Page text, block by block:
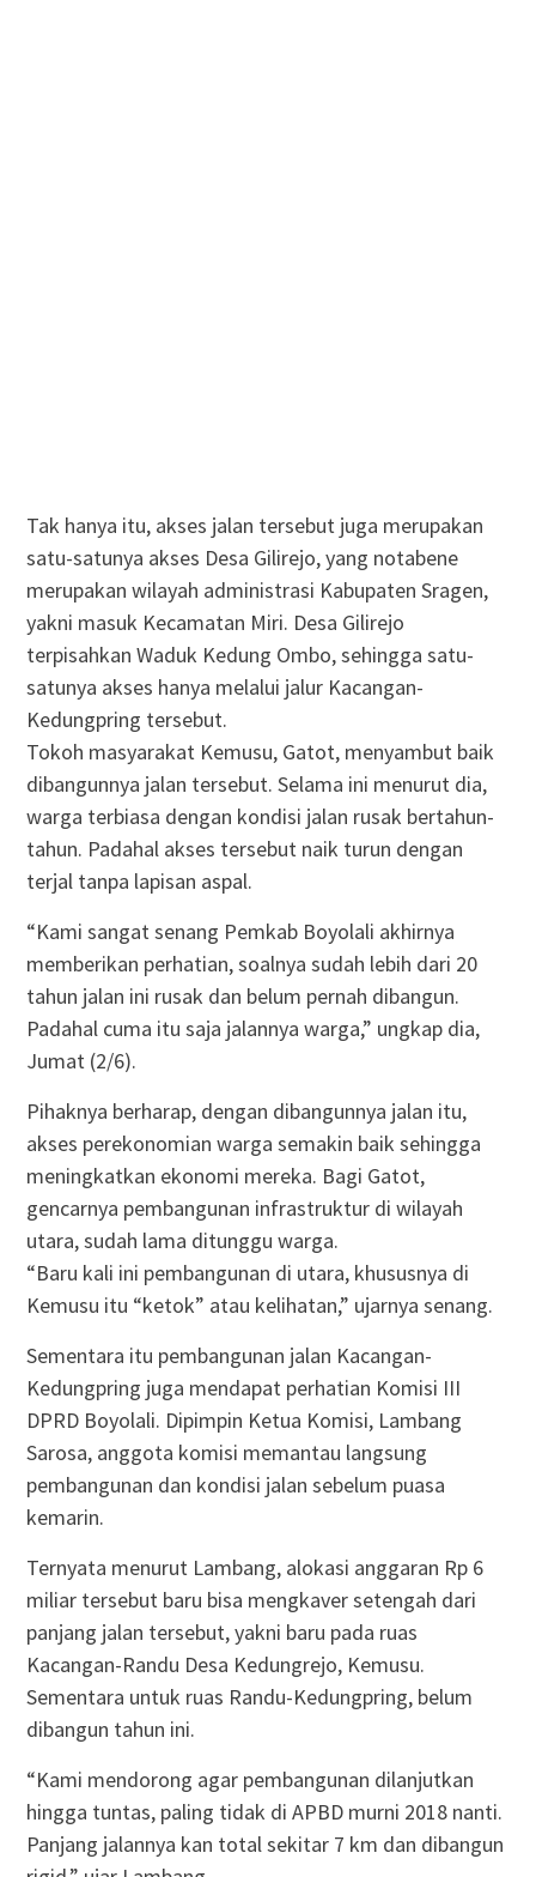
Tak hanya itu, akses jalan tersebut juga merupakan
satu-satunya akses Desa Gilirejo, yang notabene
merupakan wilayah administrasi Kabupaten Sragen,
yakni masuk Kecamatan Miri. Desa Gilirejo
terpisahkan Waduk Kedung Ombo, sehingga satu-
satunya akses hanya melalui jalur Kacangan-
Kedungpring tersebut.
Tokoh masyarakat Kemusu, Gatot, menyambut baik
dibangunnya jalan tersebut. Selama ini menurut dia,
warga terbiasa dengan kondisi jalan rusak bertahun-
tahun. Padahal akses tersebut naik turun dengan
terjal tanpa lapisan aspal.
“Kami sangat senang Pemkab Boyolali akhirnya
memberikan perhatian, soalnya sudah lebih dari 20
tahun jalan ini rusak dan belum pernah dibangun.
Padahal cuma itu saja jalannya warga,” ungkap dia,
Jumat (2/6).
Pihaknya berharap, dengan dibangunnya jalan itu,
akses perekonomian warga semakin baik sehingga
meningkatkan ekonomi mereka. Bagi Gatot,
gencarnya pembangunan infrastruktur di wilayah
utara, sudah lama ditunggu warga.
“Baru kali ini pembangunan di utara, khususnya di
Kemusu itu “ketok” atau kelihatan,” ujarnya senang.
Sementara itu pembangunan jalan Kacangan-
Kedungpring juga mendapat perhatian Komisi III
DPRD Boyolali. Dipimpin Ketua Komisi, Lambang
Sarosa, anggota komisi memantau langsung
pembangunan dan kondisi jalan sebelum puasa
kemarin.
Ternyata menurut Lambang, alokasi anggaran Rp 6
miliar tersebut baru bisa mengkaver setengah dari
panjang jalan tersebut, yakni baru pada ruas
Kacangan-Randu Desa Kedungrejo, Kemusu.
Sementara untuk ruas Randu-Kedungpring, belum
dibangun tahun ini.
“Kami mendorong agar pembangunan dilanjutkan
hingga tuntas, paling tidak di APBD murni 2018 nanti.
Panjang jalannya kan total sekitar 7 km dan dibangun